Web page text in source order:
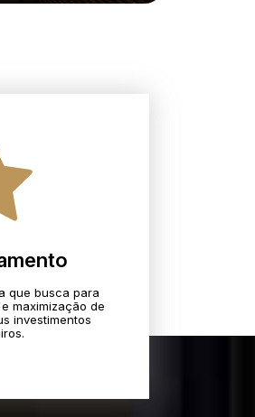
que busca para
maximização de
investimentos